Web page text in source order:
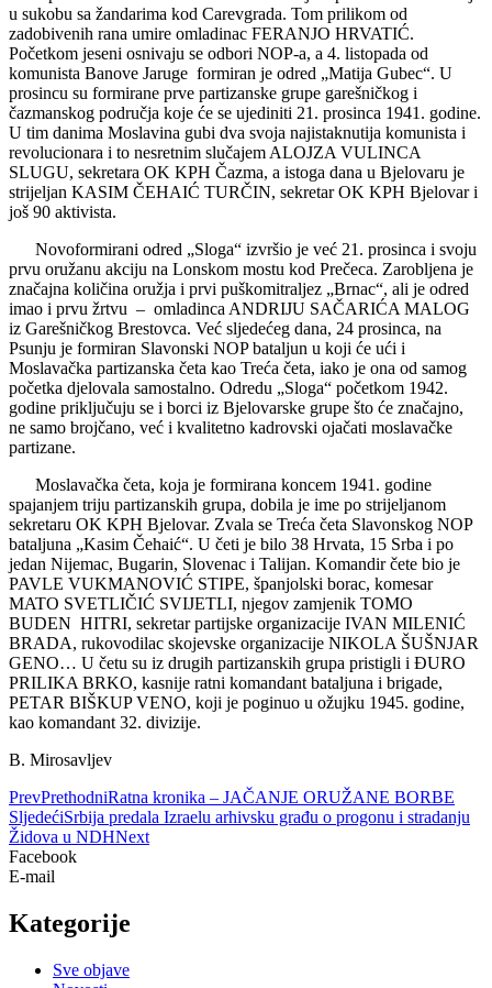
u sukobu sa žandarima kod Carevgrada. Tom prilikom od
zadobivenih rana umire omladinac FERANJO HRVATIĆ.
Početkom jeseni osnivaju se odbori NOP-a, a 4. listopada od
komunista Banove Jaruge formiran je odred „Matija Gubec“. U
prosincu su formirane prve partizanske grupe garešničkog i
čazmanskog područja koje će se ujediniti 21. prosinca 1941. godine.
U tim danima Moslavina gubi dva svoja najistaknutija komunista i
revolucionara i to nesretnim slučajem ALOJZA VULINCA
SLUGU, sekretara OK KPH Čazma, a istoga dana u Bjelovaru je
strijeljan KASIM ČEHAIĆ TURČIN, sekretar OK KPH Bjelovar i
još 90 aktivista.
Novoformirani odred „Sloga“ izvršio je već 21. prosinca i svoju
prvu oružanu akciju na Lonskom mostu kod Prečeca. Zarobljena je
značajna količina oružja i prvi puškomitraljez „Brnac“, ali je odred
imao i prvu žrtvu – omladinca ANDRIJU SAČARIĆA MALOG
iz Garešničkog Brestovca. Već sljedećeg dana, 24 prosinca, na
Psunju je formiran Slavonski NOP bataljun u koji će ući i
Moslavačka partizanska četa kao Treća četa, iako je ona od samog
početka djelovala samostalno. Odredu „Sloga“ početkom 1942.
godine priključuju se i borci iz Bjelovarske grupe što će značajno,
ne samo brojčano, već i kvalitetno kadrovski ojačati moslavačke
partizane.
Moslavačka četa, koja je formirana koncem 1941. godine
spajanjem triju partizanskih grupa, dobila je ime po strijeljanom
sekretaru OK KPH Bjelovar. Zvala se Treća četa Slavonskog NOP
bataljuna „Kasim Čehaić“. U četi je bilo 38 Hrvata, 15 Srba i po
jedan Nijemac, Bugarin, Slovenac i Talijan. Komandir čete bio je
PAVLE VUKMANOVIĆ STIPE, španjolski borac, komesar
MATO SVETLIČIĆ SVIJETLI, njegov zamjenik TOMO
BUDEN HITRI, sekretar partijske organizacije IVAN MILENIĆ
BRADA, rukovodilac skojevske organizacije NIKOLA ŠUŠNJAR
GENO… U četu su iz drugih partizanskih grupa pristigli i ĐURO
PRILIKA BRKO, kasnije ratni komandant bataljuna i brigade,
PETAR BIŠKUP VENO, koji je poginuo u ožujku 1945. godine,
kao komandant 32. divizije.
B. Mirosavljev
PrevPrethodniRatna kronika – JAČANJE ORUŽANE BORBE
SljedećiSrbija predala Izraelu arhivsku građu o progonu i stradanju
Židova u NDHNext
Facebook
E-mail
Kategorije
Sve objave